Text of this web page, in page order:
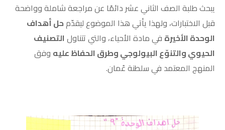
يبحث طلبة الصف الثاني عشر دائمًا عن مراجعة شاملة وواضحة
قبل الاختبارات، ولهذا يأتي هذا الموضوع ليقدّمحل أهداف
الوحدة الأخيرة في مادة الأحياء، والتي تتناول التصنيف
الحيوي والتنوّع البيولوجي وطرق الحفاظ عليه وفق
المنهج المعتمد في سلطنة عُمان.